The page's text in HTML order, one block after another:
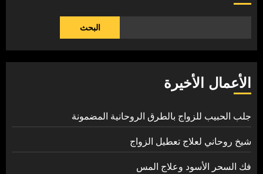
البحث
الأعمال الأخيرة
جلب الحبيب للزواج بالطرق الروحانية المضمونة
شيخ روحاني لعلاج تعطيل الزواج
فك السحر الأسود وعلاج المس